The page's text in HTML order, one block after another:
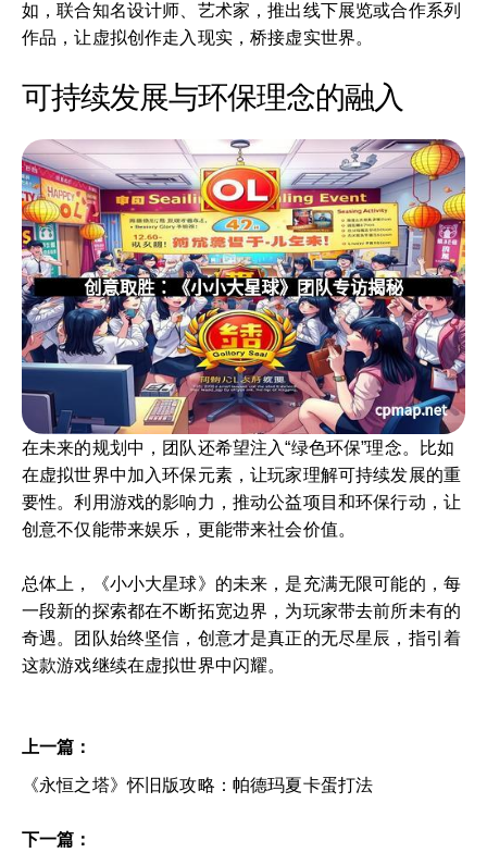
如，联合知名设计师、艺术家，推出线下展览或合作系列
作品，让虚拟创作走入现实，桥接虚实世界。
可持续发展与环保理念的融入
在未来的规划中，团队还希望注入“绿色环保”理念。比如
在虚拟世界中加入环保元素，让玩家理解可持续发展的重
要性。利用游戏的影响力，推动公益项目和环保行动，让
创意不仅能带来娱乐，更能带来社会价值。
总体上，《小小大星球》的未来，是充满无限可能的，每
一段新的探索都在不断拓宽边界，为玩家带去前所未有的
奇遇。团队始终坚信，创意才是真正的无尽星辰，指引着
这款游戏继续在虚拟世界中闪耀。
上一篇：
《永恒之塔》怀旧版攻略：帕德玛夏卡蛋打法
下一篇：